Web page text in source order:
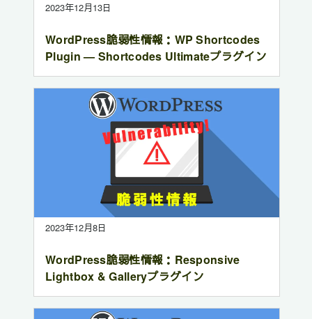
2023年12月13日
WordPress脆弱性情報：WP Shortcodes
Plugin — Shortcodes Ultimateプラグイン
2023年12月8日
WordPress脆弱性情報：Responsive
Lightbox & Galleryプラグイン